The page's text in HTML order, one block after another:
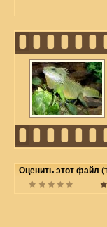
Оценить этот файл